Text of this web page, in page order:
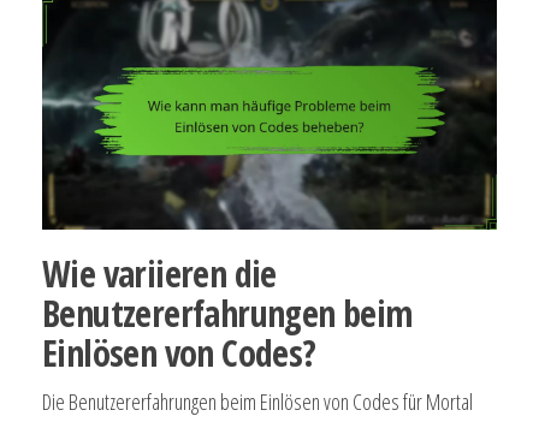
Wie variieren die
Benutzererfahrungen beim
Einlösen von Codes?
Die Benutzererfahrungen beim Einlösen von Codes für Mortal